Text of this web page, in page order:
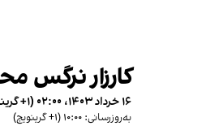
کارزار نرگس
۱۶ خرداد ۱۴۰۳، ۰۲:۰۰ (‎+۱ گرینویچ)
به‌روزرسانی: ۱۰:۰۰ (‎+۱ گرینویچ)